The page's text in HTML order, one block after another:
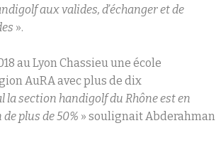
aux valides, d’échanger et de
».
au Lyon Chassieu une école
AuRA avec plus de dix
la section handigolf du Rhône est en
plus de 50% » soulignait Abderahman